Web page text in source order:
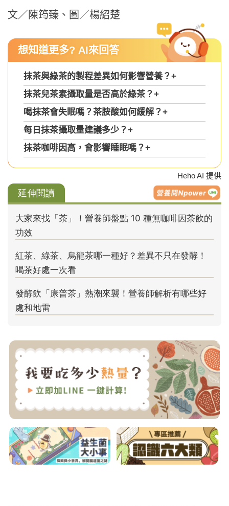
文／陳筠臻、圖／楊紹楚
想知道更多? AI來回答
抹茶與綠茶的製程差異如何影響營養？+
抹茶兒茶素攝取量是否高於綠茶？+
喝抹茶會失眠嗎？茶胺酸如何緩解？+
每日抹茶攝取量建議多少？+
抹茶咖啡因高，會影響睡眠嗎？+
Heho AI 提供